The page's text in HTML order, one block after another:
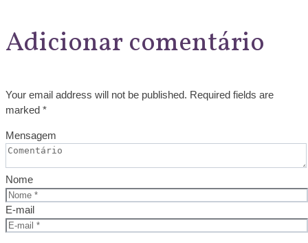
Adicionar comentário
Your email address will not be published. Required fields are
marked *
Mensagem
Nome
E-mail